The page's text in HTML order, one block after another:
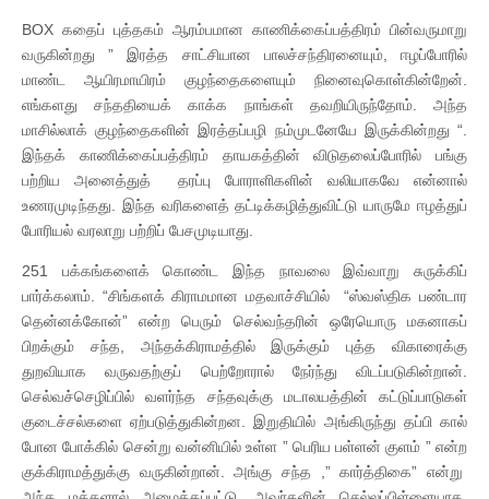
BOX கதைப் புத்தகம் ஆரம்பமான காணிக்கைப்பத்திரம் பின்வருமாறு
வருகின்றது ” இரத்த சாட்சியான பாலச்சந்திரனையும், ஈழப்போரில்
மாண்ட ஆயிரமாயிரம் குழந்தைகளையும் நினைவுகொள்கின்றேன்.
எங்களது சந்ததியைக் காக்க நாங்கள் தவறியிருந்தோம். அந்த
மாசில்லாக் குழந்தைகளின் இரத்தப்பழி நம்முடனேயே இருக்கின்றது “.
இந்தக் காணிக்கைப்பத்திரம் தாயகத்தின் விடுதலைப்போரில் பங்கு
பற்றிய அனைத்துத் தரப்பு போராளிகளின் வலியாகவே என்னால்
உணரமுடிந்தது. இந்த வரிகளைத் தட்டிக்கழித்துவிட்டு யாருமே ஈழத்துப்
போரியல் வரலாறு பற்றிப் பேசமுடியாது.
251 பக்கங்களைக் கொண்ட இந்த நாவலை இவ்வாறு சுருக்கிப்
பார்க்கலாம். “சிங்களக் கிராமமான மதவாச்சியில் “ஸ்வஸ்திக பண்டார
தென்னக்கோன்” என்ற பெரும் செல்வந்தரின் ஒரேயொரு மகனாகப்
பிறக்கும் சந்த, அந்தக்கிராமத்தில் இருக்கும் புத்த விகாரைக்கு
துறவியாக வருவதற்குப் பெற்றோரால் நேர்ந்து விடப்படுகின்றான்.
செல்வச்செழிப்பில் வளர்ந்த சந்தவுக்கு மடாலயத்தின் கட்டுப்பாடுகள்
குடைச்சல்களை ஏற்படுத்துகின்றன. இறுதியில் அங்கிருந்து தப்பி கால்
போன போக்கில் சென்று வன்னியில் உள்ள ” பெரிய பள்ளன் குளம் ” என்ற
குக்கிராமத்துக்கு வருகின்றான். அங்கு சந்த ,” கார்த்திகை” என்று